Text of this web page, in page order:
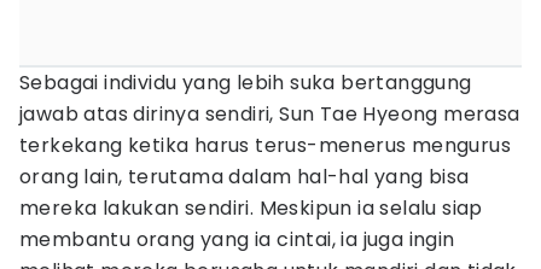
Sebagai individu yang lebih suka bertanggung
jawab atas dirinya sendiri, Sun Tae Hyeong merasa
terkekang ketika harus terus-menerus mengurus
orang lain, terutama dalam hal-hal yang bisa
mereka lakukan sendiri. Meskipun ia selalu siap
membantu orang yang ia cintai, ia juga ingin